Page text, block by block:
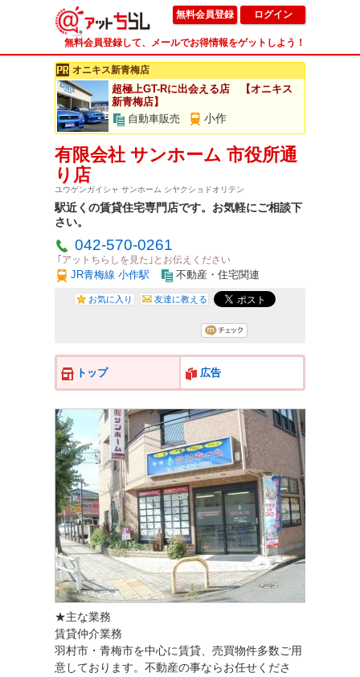
無料会員登録 ログイン
無料会員登録して、メールでお得情報をゲットしよう！
オニキス新青梅店
超極上GT-Rに出会える店 【オニキス
新青梅店】
自動車販売
小作
有限会社 サンホーム 市役所通
り店
ユウゲンガイシャ サンホーム シヤクショドオリテン
駅近くの賃貸住宅専門店です。お気軽にご相談下
さい。
042-570-0261
｢アットちらしを見た｣とお伝えください
JR青梅線 小作駅 不動産・住宅関連
お気に入り 友達に教える
トップ 広告
★主な業務
賃貸仲介業務
羽村市・青梅市を中心に賃貸、売買物件多数ご用
意しております。不動産の事ならお任せくださ